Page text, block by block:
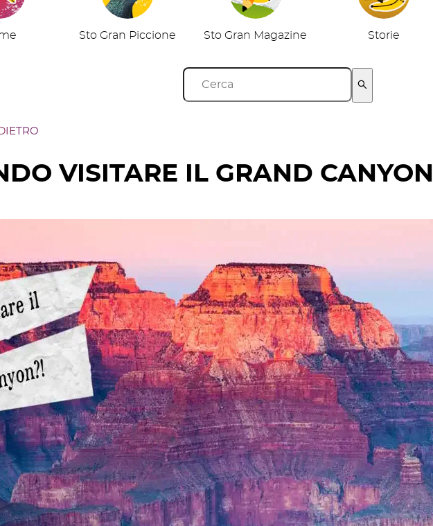
Sto Gran Piccione Sto Gran Magazine Storie
VISITARE IL GRAND